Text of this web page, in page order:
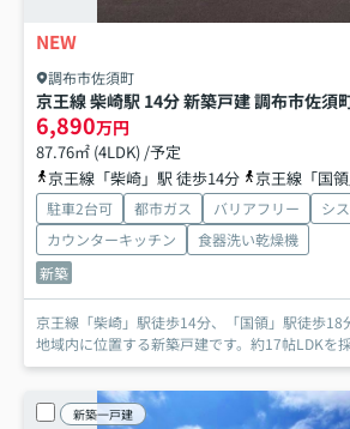
NEW
調布市佐須町
京王線 柴崎駅 14分 新築戸建 調布市佐須
6,890万円
87.76㎡ (4LDK) /予定
京王線「柴崎」駅 徒歩14分
京王線「国
駐車2台可 都市ガス バリアフリー
シ
カウンターキッチン
食器洗い乾燥機
新築
京王線「柴崎」駅徒歩14分、「国領」駅徒歩18
地域内に位置する新築戸建です。約17帖LDKを
新築一戸建